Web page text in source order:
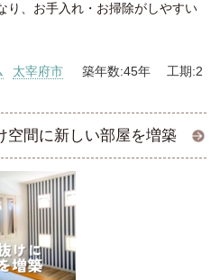
り、お手入れ・お掃除がしやすい
太宰府市
築年数:45年 工期:2
空間に新しい部屋を増築